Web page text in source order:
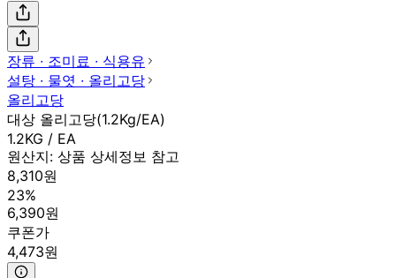
장류 ∙ 조미료 ∙ 식용유
설탕 ∙ 물엿 ∙ 올리고당
올리고당
대상 올리고당(1.2Kg/EA)
1.2KG / EA
원산지: 상품 상세정보 참고
8,310원
23%
6,390원
쿠폰가
4,473원